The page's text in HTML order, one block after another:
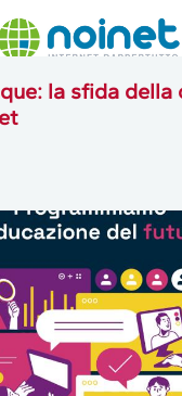
la sfida della